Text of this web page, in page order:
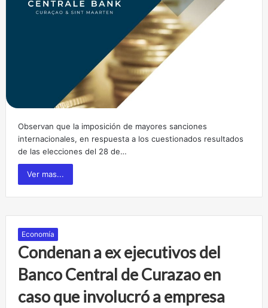
Observan que la imposición de mayores sanciones
internacionales, en respuesta a los cuestionados resultados
de las elecciones del 28 de…
Ver mas...
Economía
Condenan a ex ejecutivos del
Banco Central de Curazao en
caso que involucró a empresa